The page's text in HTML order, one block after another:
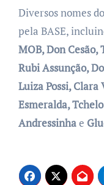
Diversos nomes
pela BASE,
MOB, Don Cesão,
Rubi Assunção,
Luiza Possi,
Esmeralda,
Andressinhae